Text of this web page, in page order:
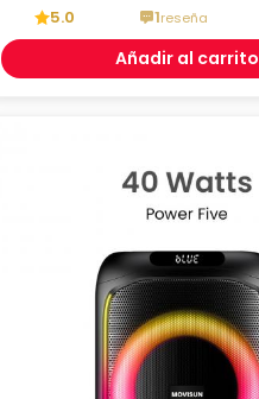
5.0 1reseña
Añadir al carrito